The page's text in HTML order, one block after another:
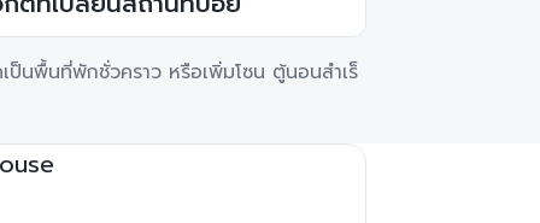
นพื้นที่พักชั่วคราว หรือเพิ่มโซน ตู้นอนสําเร็